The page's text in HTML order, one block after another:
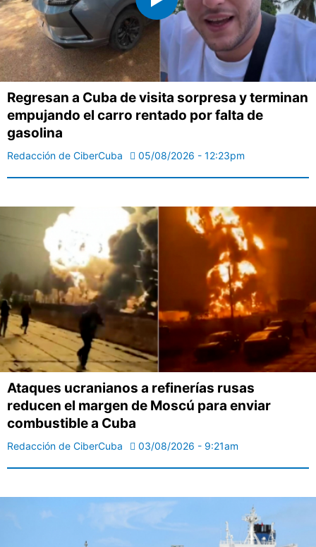
Regresan a Cuba de visita sorpresa y terminan
empujando el carro rentado por falta de
gasolina
Redacción de CiberCuba 05/08/2026 - 12:23pm
Ataques ucranianos a refinerías rusas
reducen el margen de Moscú para enviar
combustible a Cuba
Redacción de CiberCuba 03/08/2026 - 9:21am